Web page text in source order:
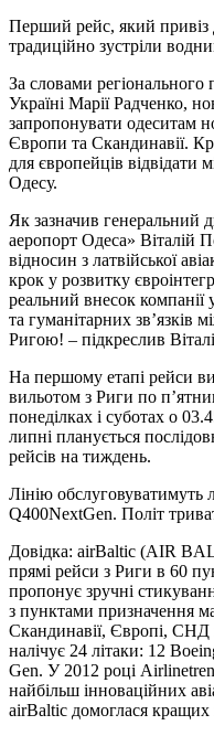
Перший рейс, який привіз
традиційно зустріли
За словами регіонального
Україні Марії Радченко,
запропонувати одеситам
Європи та Скандинавії.
для європейців відвідати
Одесу.
Як зазначив
аеропорт Одеса» Віталій
відносин з латвійської
крок у розвитку
реальний внесок компанії
та гуманітарних зв’язків
Ригою! – підкреслив
На першому етапі рейси
вильотом з Риги по
понеділках і суботах о
липні планується
рейсів на тиждень.
Лінію обслуговуватимуть
Q400NextGen. Політ
Довідка: airBaltiс (AIR
прямі рейси з Риги в 60
пропонує зручні
з пунктами призначення
Скандинавії, Європі, СНД
налічує 24 літаки: 12
Gen. У 2012 році
найбільш інноваційних
airBaltic домоглася кращих